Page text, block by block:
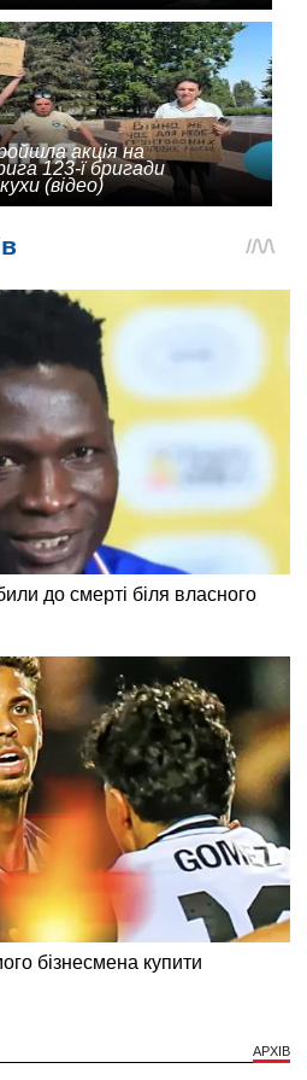
акція на
123-ї бригади
(відео)
АРХІВ